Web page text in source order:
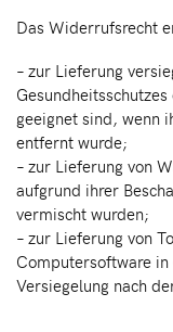
Das Widerrufsrecht
– zur Lieferung
geeignet sind, wenn
entfernt wurde;
– zur Lieferung von
aufgrund ihrer
vermischt wurden;
– zur Lieferung von
Computersoftware
Versiegelung nach